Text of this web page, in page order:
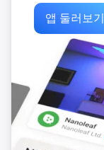
앱 둘러보기